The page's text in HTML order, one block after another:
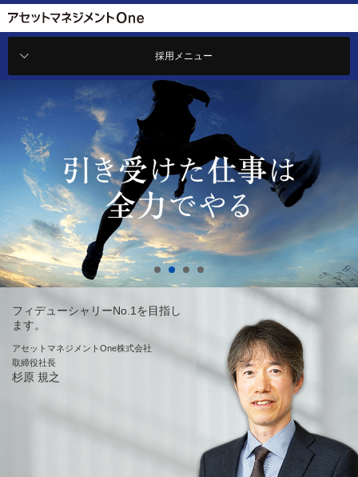
採用メニュー
採用メニュー
フィデューシャリーNo.1を目指し
ます。
アセットマネジメントOne株式会社
取締役社長
杉原 規之